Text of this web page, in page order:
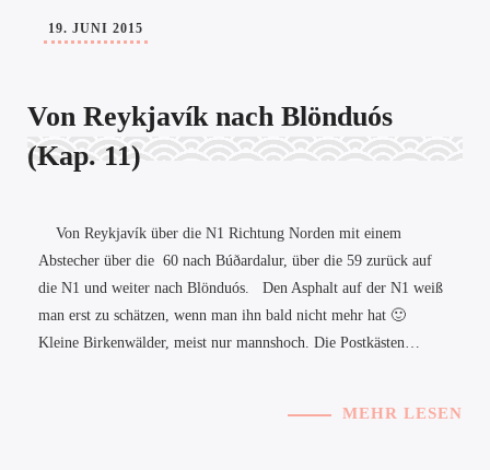
19. JUNI 2015
Von Reykjavík nach Blönduós
(Kap. 11)
Von Reykjavík über die N1 Richtung Norden mit einem
Abstecher über die 60 nach Búðardalur, über die 59 zurück auf
die N1 und weiter nach Blönduós. Den Asphalt auf der N1 weiß
man erst zu schätzen, wenn man ihn bald nicht mehr hat 🙂
Kleine Birkenwälder, meist nur mannshoch. Die Postkästen…
MEHR LESEN